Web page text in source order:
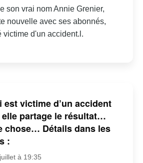
son vrai nom Annie Grenier,
nouvelle avec ses abonnés,
victime d'un accident.l.
victime d’un accident
partage le résultat…
chose… Détails dans les
:
à 19:35